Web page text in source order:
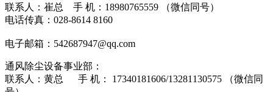
联系人：崔总 手 机：18980765559 （微信同号）
电话传真：028-8614 8160
电子邮箱：542687947@qq.com
通风除尘设备事业部：
联系人：黄总 手 机： 17340181606/13281130575 （微信同